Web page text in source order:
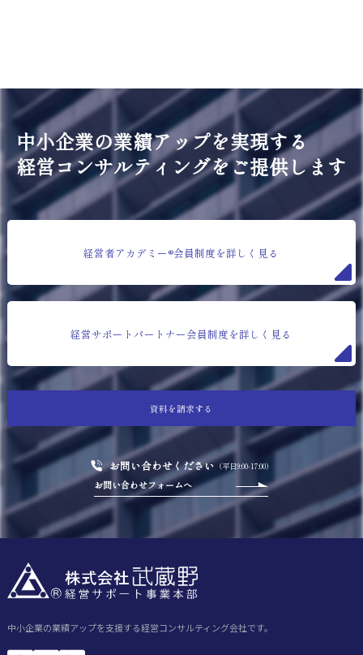
中小企業の業績アップを実現する
経営コンサルティングをご提供します
資料を請求する
お問い合わせください （平日9:00-17:00）
お問い合わせフォームへ
経営者アカデミー®会員制度を詳しく見る
経営サポートパートナー会員制度を詳しく見る
中小企業の業績アップを支援する経営コンサルティング会社です。